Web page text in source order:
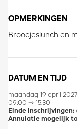
OPMERKINGEN
Broodjeslunch en
DATUM EN TIJD
maandag 19 april 2027
09:00 ⇾ 15:30
Einde inschrijvingen:
Annulatie mogelijk